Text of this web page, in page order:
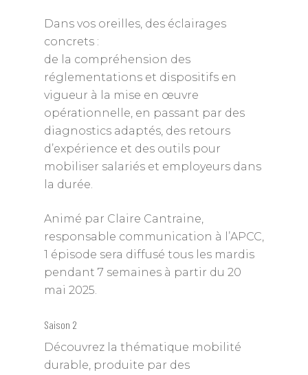
Dans vos oreilles, des éclairages
concrets :
de la compréhension des
réglementations et dispositifs en
vigueur à la mise en œuvre
opérationnelle, en passant par des
diagnostics adaptés, des retours
d’expérience et des outils pour
mobiliser salariés et employeurs dans
la durée.
Animé par Claire Cantraine,
responsable communication à l’APCC,
1 épisode sera diffusé tous les mardis
pendant 7 semaines à partir du 20
mai 2025.
Saison 2
Découvrez la thématique mobilité
durable, produite par des